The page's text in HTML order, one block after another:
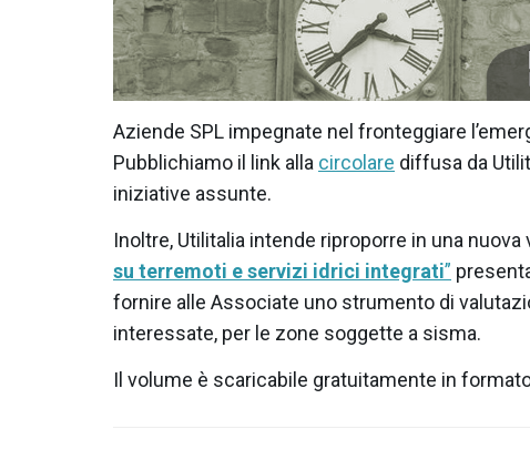
Aziende SPL impegnate nel fronteggiare
Pubblichiamo il link alla circolare diffusa da
iniziative assunte.
Inoltre, Utilitalia intende riproporre in una nuova
su terremoti e servizi idrici integrati”
fornire alle Associate uno strumento di
interessate, per le zone soggette a sisma.
Il volume è scaricabile gratuitamente in